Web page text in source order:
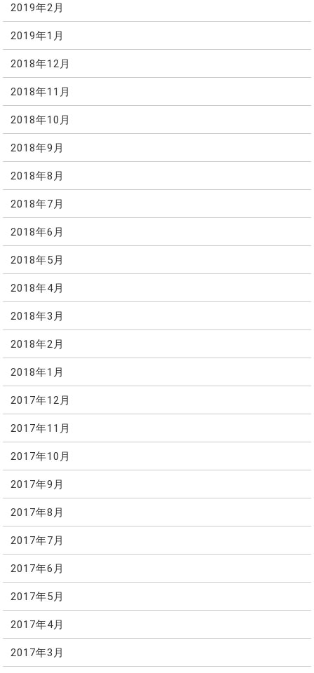
2019年2月
2019年1月
2018年12月
2018年11月
2018年10月
2018年9月
2018年8月
2018年7月
2018年6月
2018年5月
2018年4月
2018年3月
2018年2月
2018年1月
2017年12月
2017年11月
2017年10月
2017年9月
2017年8月
2017年7月
2017年6月
2017年5月
2017年4月
2017年3月